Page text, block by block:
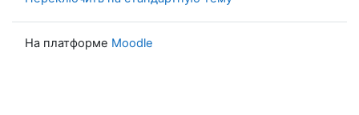
На платформе Moodle